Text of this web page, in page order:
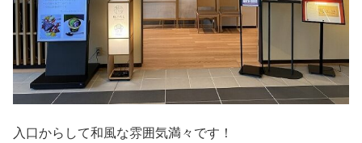
入口からして和風な雰囲気満々です！